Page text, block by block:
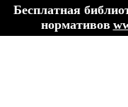
Бесплатная
нормативов